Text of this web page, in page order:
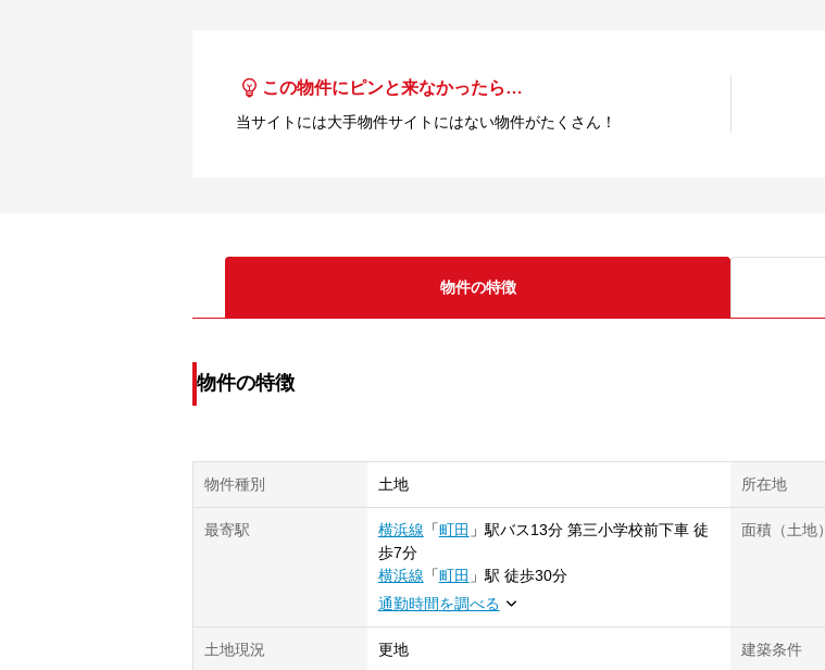
この物件にピンと来なかったら…
当サイトには大手物件サイトにはない物件がたくさん！
物件の特徴
物件の特徴
物件種別 土地 所在地
最寄駅 横浜線 「町田 」 駅バス13分 第三小学校前下車 徒
歩7分
横浜線 「町田 」 駅 徒歩30分
通勤時間を調べる
面積（土地）
土地現況 更地 建築条件